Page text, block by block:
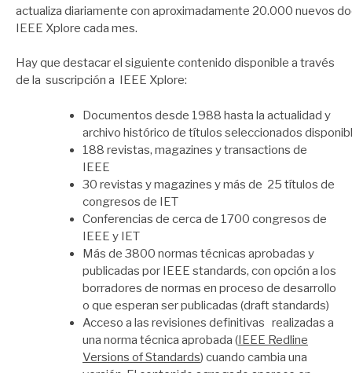
actualiza diariamente con aproximadamente 20.000 nuevos
IEEE Xplore cada mes.
Hay que destacar el siguiente contenido disponible a través
de la suscripción a IEEE Xplore:
Documentos desde 1988 hasta la actualidad y
archivo histórico de títulos seleccionados
188 revistas, magazines y transactions de
IEEE
30 revistas y magazines y más de 25 títulos de
congresos de IET
Conferencias de cerca de 1700 congresos de
IEEE y IET
Más de 3800 normas técnicas aprobadas y
publicadas por IEEE standards, con opción a los
borradores de normas en proceso de desarrollo
o que esperan ser publicadas (draft standards)
Acceso a las revisiones definitivas realizadas a
una norma técnica aprobada (IEEE Redline
Versions of Standards) cuando cambia una